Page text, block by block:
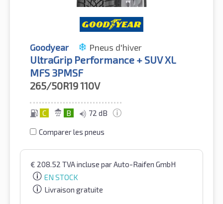
Goodyear Pneus d'hiver
UltraGrip Performance + SUV XL
MFS 3PMSF
265/50R19110V
C B 72 dB
Comparer les pneus
€ 208.52 TVA incluse par Auto-Raifen GmbH
EN STOCK
Livraison gratuite